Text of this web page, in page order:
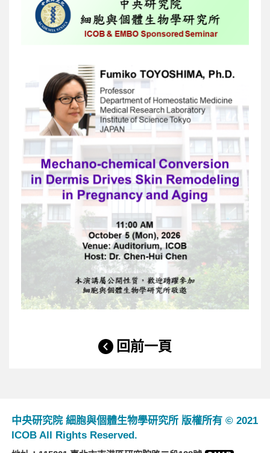
回前一頁
中央研究院 細胞與個體生物學研究所 版權所有 © 2021
ICOB All Rights Reserved.